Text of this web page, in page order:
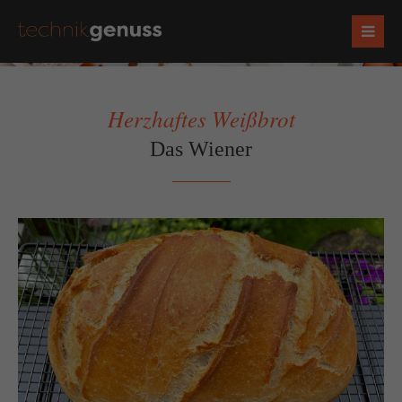
Herzhaftes Weißbrot
Das Wiener
Zurück Vorwärts